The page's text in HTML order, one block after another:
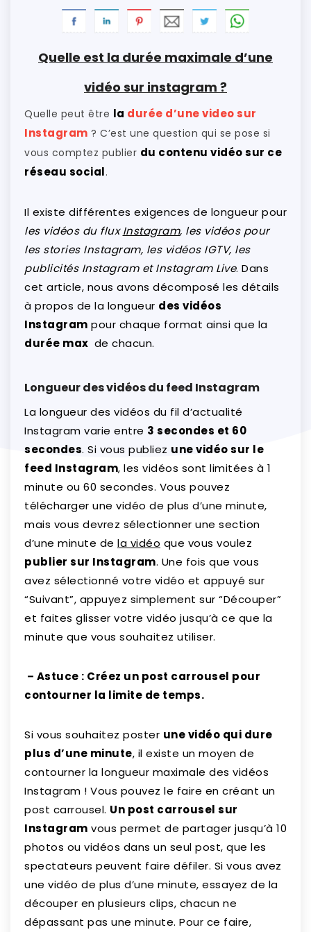
Quelle est la durée maximale d’une
vidéo sur instagram ?
Quelle peut être la durée d’une video sur
Instagram ? C’est une question qui se pose si
vous comptez publier du contenu vidéo sur ce
réseau social.
Il existe différentes exigences de longueur pour
les vidéos du fluxInstagram, les vidéos pour
les stories Instagram, les vidéos IGTV, les
publicités Instagram et Instagram Live. Dans
cet article, nous avons décomposé les détails
à propos de la longueur des vidéos
Instagram pour chaque format ainsi que la
durée max de chacun.
Longueur des vidéos du feed Instagram
La longueur des vidéos du fil d’actualité
Instagram varie entre 3 secondes et 60
secondes. Si vous publiez une vidéo sur le
feed Instagram, les vidéos sont limitées à 1
minute ou 60 secondes. Vous pouvez
télécharger une vidéo de plus d’une minute,
mais vous devrez sélectionner une section
d’une minute de la vidéo que vous voulez
publier sur Instagram. Une fois que vous
avez sélectionné votre vidéo et appuyé sur
“Suivant”, appuyez simplement sur “Découper”
et faites glisser votre vidéo jusqu’à ce que la
minute que vous souhaitez utiliser.
– Astuce : Créez un post carrousel pour
contourner la limite de temps.
Si vous souhaitez poster une vidéo qui dure
plus d’une minute, il existe un moyen de
contourner la longueur maximale des vidéos
Instagram ! Vous pouvez le faire en créant un
post carrousel. Un post carrousel sur
Instagram vous permet de partager jusqu’à 10
photos ou vidéos dans un seul post, que les
spectateurs peuvent faire défiler. Si vous avez
une vidéo de plus d’une minute, essayez de la
découper en plusieurs clips, chacun ne
dépassant pas une minute. Pour ce faire,